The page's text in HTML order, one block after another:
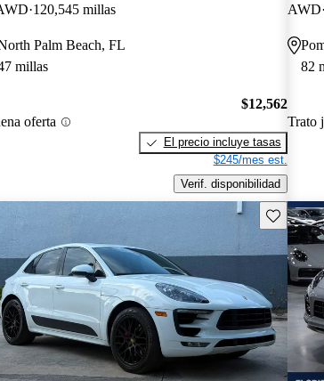
120,545 millas
Palm Beach, FL
millas
oferta
$12,562
El precio incluye tasas
$245/mes est.
Verif. disponibilidad
AWD
82
Trato
Guarda